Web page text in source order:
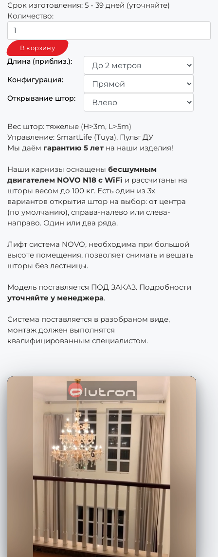
Срок изготовления: 5 - 39 дней (уточняйте)
Количество:
Длина (приблиз.):
Конфигурация:
Открывание штор:
Вес штор: тяжелые (H>3m, L>5m)
Управление: SmartLife (Tuya), Пульт ДУ
Мы даём гарантию 5 лет на наши изделия!
Наши карнизы оснащены бесшумным
двигателем NOVO N18 c WiFi и рассчитаны на
шторы весом до 100 кг. Есть один из 3х
вариантов открытия штор на выбор: от центра
(по умолчанию), справа-налево или слева-
направо. Один или два ряда.
Лифт система NOVO, необходима при большой
высоте помещения, позволяет снимать и вешать
шторы без лестницы.
Модель поставляется ПОД ЗАКАЗ. Подробности
уточняйте у менеджера.
Система поставляется в разобраном виде,
монтаж должен выполнятся
квалифицированным специалистом.